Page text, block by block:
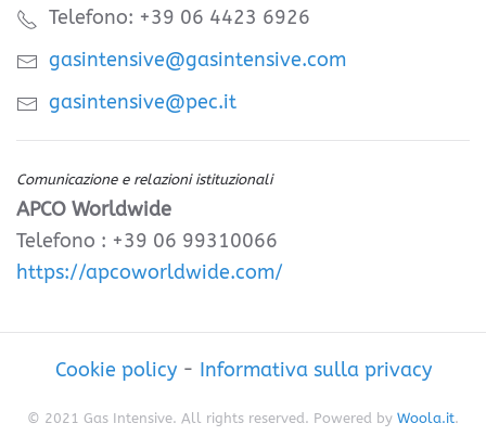
Telefono: +39 06 4423 6926
gasintensive@gasintensive.com
gasintensive@pec.it
Comunicazione e relazioni istituzionali
APCO Worldwide
Telefono : +39 06 99310066
https://apcoworldwide.com/
Cookie policy- Informativa sulla privacy
© 2021 Gas Intensive. All rights reserved. Powered by Woola.it.